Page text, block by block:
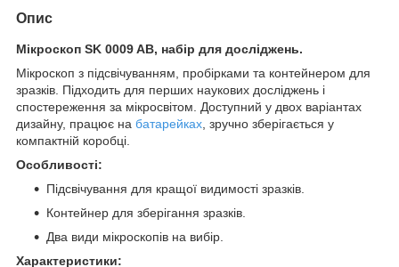
Опис
Мікроскоп SK 0009 AB, набір для досліджень.
Мікроскоп з підсвічуванням, пробірками та контейнером для
зразків. Підходить для перших наукових досліджень і
спостереження за мікросвітом. Доступний у двох варіантах
дизайну, працює на батарейках , зручно зберігається у
компактній коробці.
Особливості:
Підсвічування для кращої видимості зразків.
Контейнер для зберігання зразків.
Два види мікроскопів на вибір.
Характеристики: